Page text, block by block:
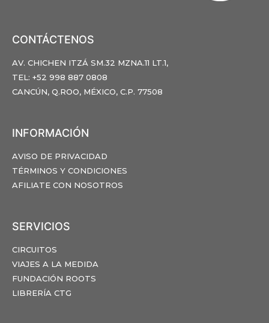
CONTÁCTENOS
AV. CHICHEN ITZÁ SM.32 MZNA.11 LT.1,
TEL: +52 998 887 0808
CANCÚN, Q.ROO, MÉXICO, C.P. 77508
INFORMACIÓN
AVISO DE PRIVACIDAD
TÉRMINOS Y CONDICIONES
AFILIATE CON NOSOTROS
SERVICIOS
CIRCUITOS
VIAJES A LA MEDIDA
FUNDACIÓN ROOTS
LIBRERÍA CTG